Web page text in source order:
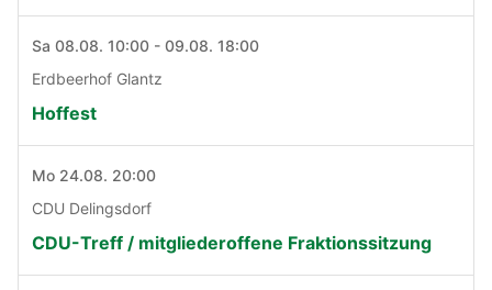
Sa 08.08. 10:00 - 09.08. 18:00
Erdbeerhof Glantz
Hoffest
Mo 24.08. 20:00
CDU Delingsdorf
CDU-Treff / mitgliederoffene Fraktionssitzung